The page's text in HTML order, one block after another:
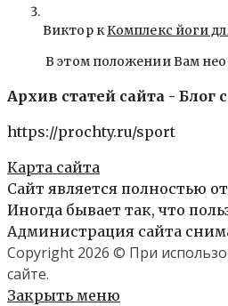
Виктор кКомплекс йоги
В этом положении Вам
Архив статей сайта - Блог
https://prochty.ru/sport
Карта сайта
Сайт является полностью
Иногда бывает так, что
Администрация сайта
Copyright 2026 © При
сайте.
Закрыть меню